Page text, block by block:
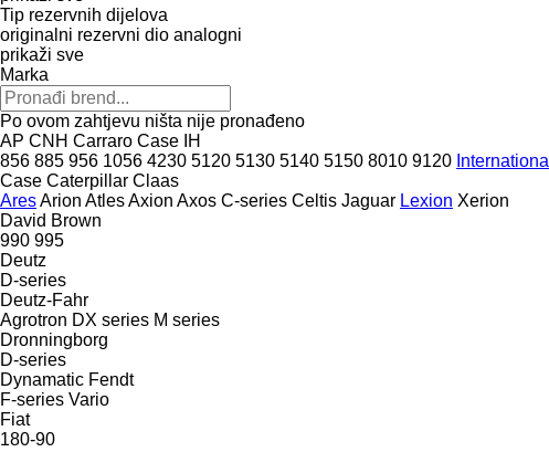
Tip rezervnih dijelova
originalni rezervni dio analogni
prikaži sve
Marka
Po ovom zahtjevu ništa nije pronađeno
AP CNH Carraro Case IH
856 885 956 1056 4230 5120 5130 5140 5150 8010 9120 International
Case Caterpillar Claas
AresArion AtlesAxion Axos C-series Celtis Jaguar Lexion Xerion
David Brown
990 995
Deutz
D-series
Deutz-Fahr
Agrotron DX series M series
Dronningborg
D-series
Dynamatic Fendt
F-series Vario
Fiat
180-90